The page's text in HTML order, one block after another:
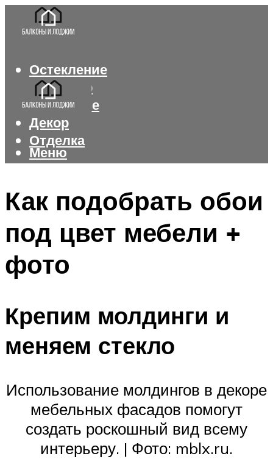
Остекление
Интерьер
Утепление
Декор
Отделка
Меню
Как подобрать обои
под цвет мебели +
фото
Крепим молдинги и
меняем стекло
Использование молдингов в декоре
мебельных фасадов помогут
создать роскошный вид всему
интерьеру. | Фото: mblx.ru.